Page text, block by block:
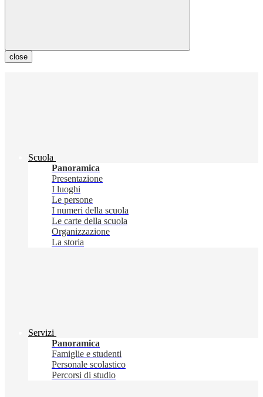
close
Scuola
Panoramica
Presentazione
I luoghi
Le persone
I numeri della scuola
Le carte della scuola
Organizzazione
La storia
Servizi
Panoramica
Famiglie e studenti
Personale scolastico
Percorsi di studio